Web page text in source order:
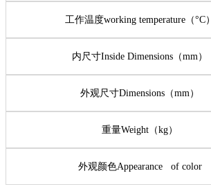
工作温度working temperature（°C）
内尺寸Inside Dimensions（mm）
外观尺寸Dimensions（mm）
重量Weight（kg）
外观颜色Appearance of color